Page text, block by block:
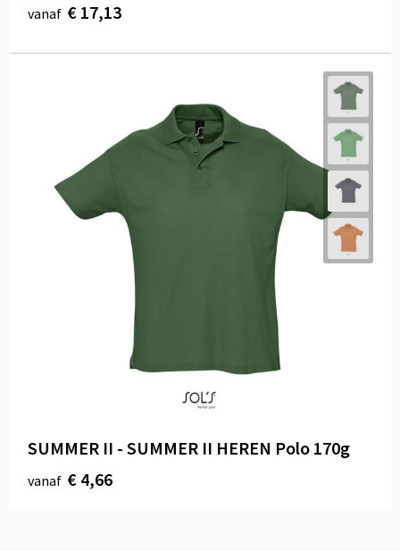
vanaf € 17,13
SUMMER II - SUMMER II HEREN Polo 170g
vanaf € 4,66